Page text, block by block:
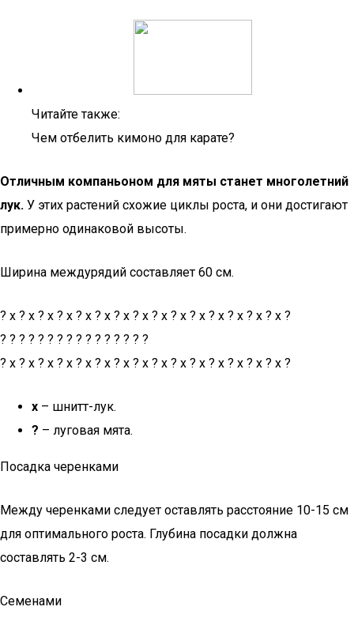
Читайте также:
Чем отбелить кимоно для карате?
Отличным компаньоном для мяты станет многолетний
лук. У этих растений схожие циклы роста, и они достигают
примерно одинаковой высоты.
Ширина междурядий составляет 60 см.
? х ? х ? х ? х ? х ? х ? х ? х ? х ? х ? х ? х ? х ? х ? х ?
? ? ? ? ? ? ? ? ? ? ? ? ? ? ? ?
? х ? х ? х ? х ? х ? х ? х ? х ? х ? х ? х ? х ? х ? х ? х ?
х – шнитт-лук.
? – луговая мята.
Посадка черенками
Между черенками следует оставлять расстояние 10-15 см
для оптимального роста. Глубина посадки должна
составлять 2-3 см.
Семенами